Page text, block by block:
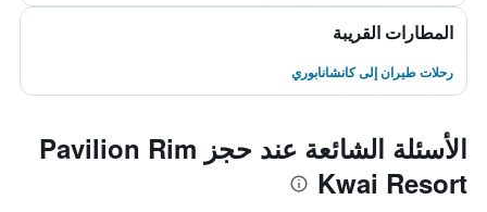
المطارات القريبة
رحلات طيران إلى كانشانابوري
الأسئلة الشائعة عند حجز Pavilion Rim
Kwai Resort